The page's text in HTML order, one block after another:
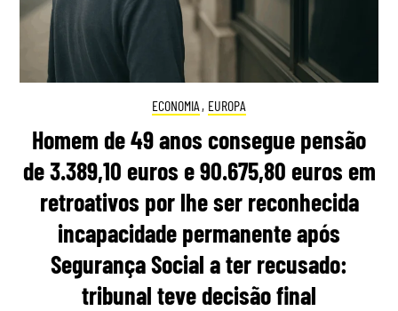
ECONOMIA , EUROPA
Homem de 49 anos consegue pensão
de 3.389,10 euros e 90.675,80 euros em
retroativos por lhe ser reconhecida
incapacidade permanente após
Segurança Social a ter recusado:
tribunal teve decisão final